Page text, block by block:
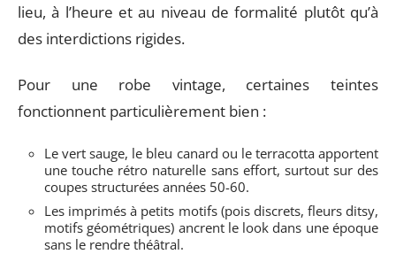
lieu, à l’heure et au niveau de formalité plutôt qu’à
des interdictions rigides.
Pour une robe vintage, certaines teintes
fonctionnent particulièrement bien :
Le vert sauge, le bleu canard ou le terracotta apportent
une touche rétro naturelle sans effort, surtout sur des
coupes structurées années 50-60.
Les imprimés à petits motifs (pois discrets, fleurs ditsy,
motifs géométriques) ancrent le look dans une époque
sans le rendre théâtral.